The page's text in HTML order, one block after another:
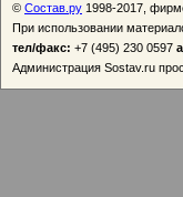
© Состав.ру 1998-2017,
При использовании
тел/факс: +7 (495) 230 0597
Администрация Sostav.ru